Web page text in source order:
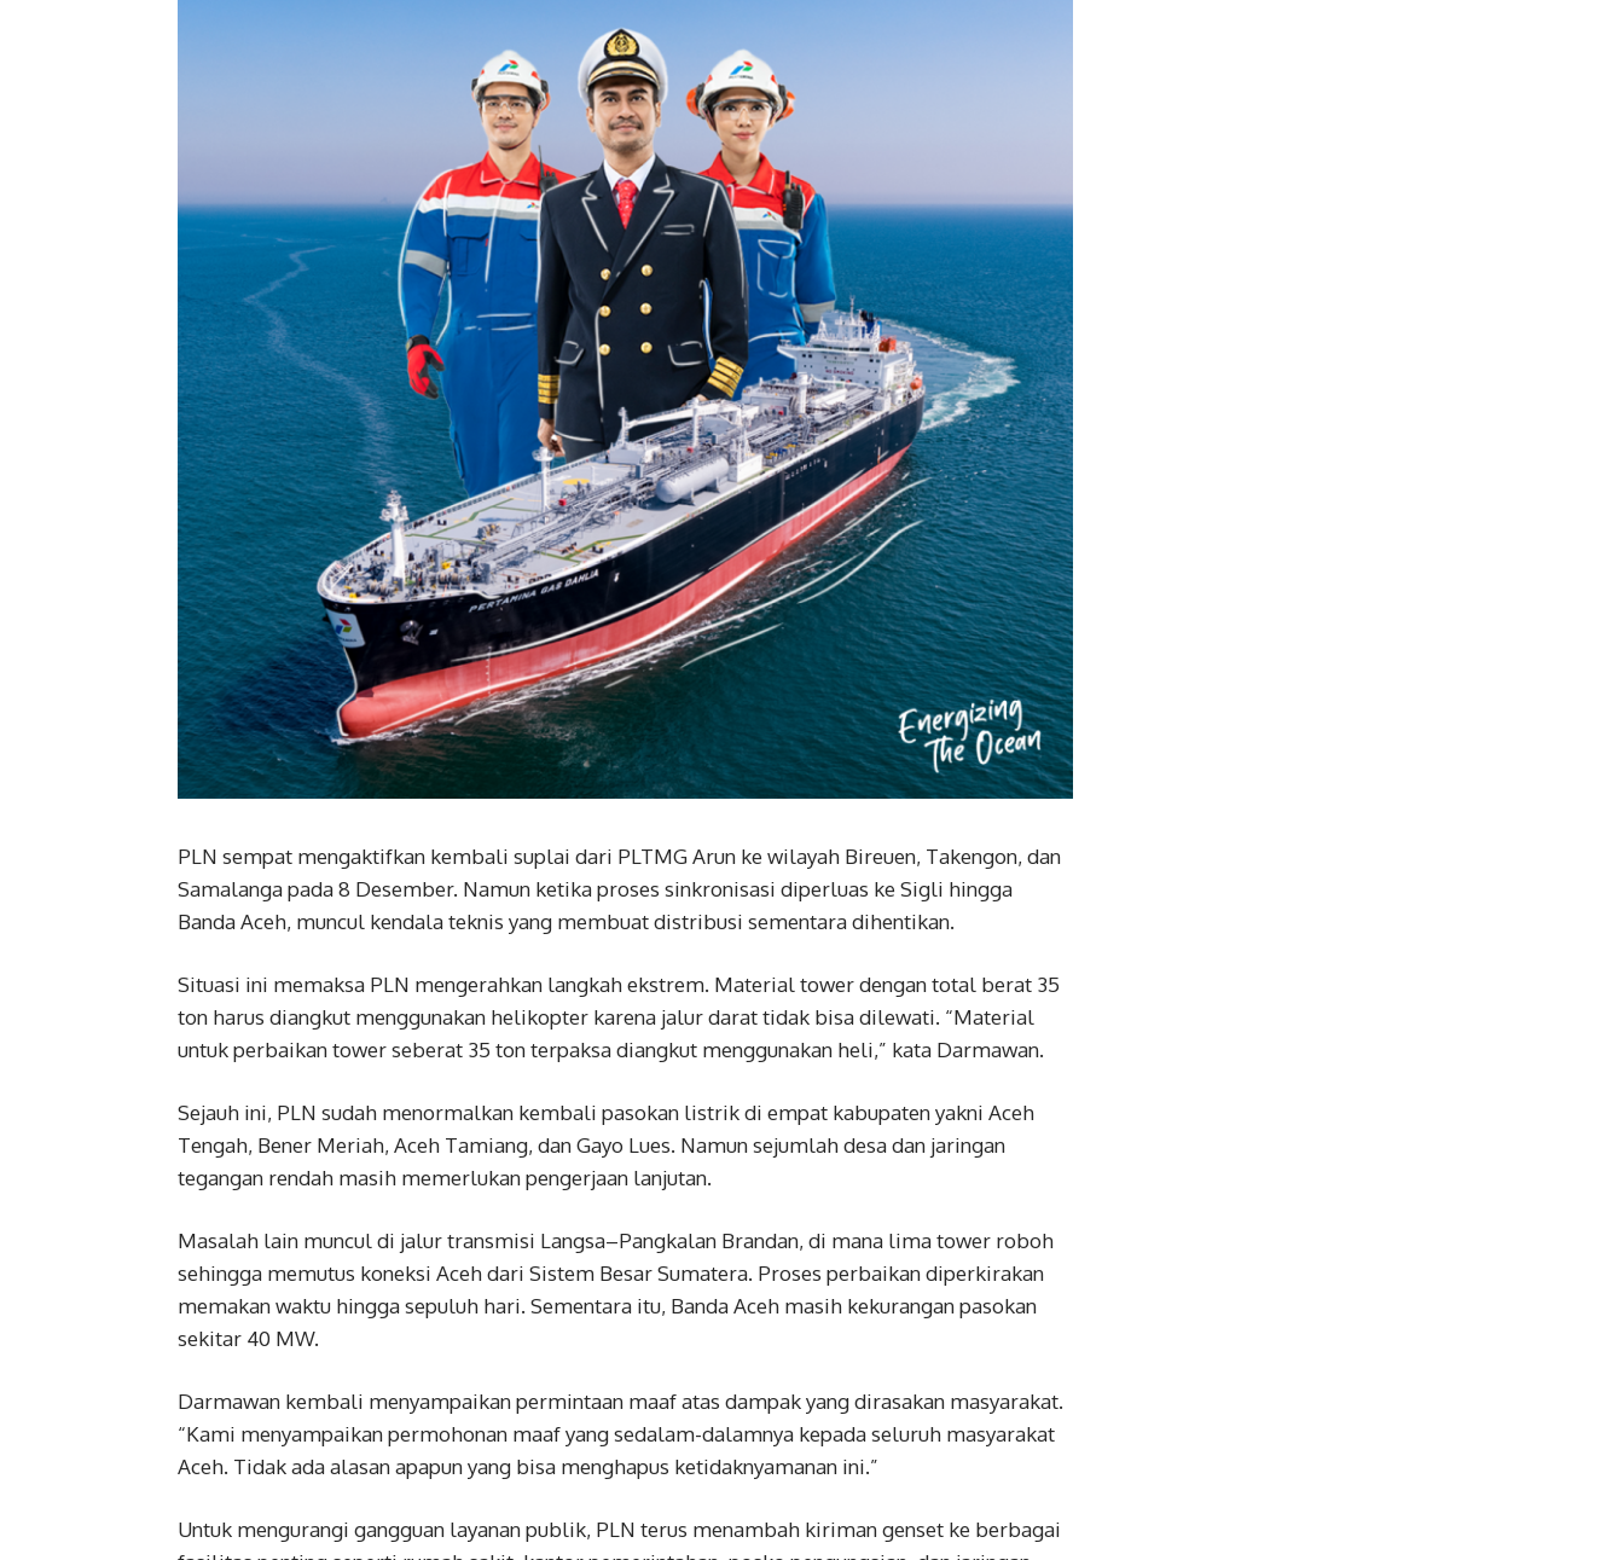
PLN sempat mengaktifkan kembali suplai dari PLTMG Arun ke wilayah Bireuen, Takengon, dan
Samalanga pada 8 Desember. Namun ketika proses sinkronisasi diperluas ke Sigli hingga
Banda Aceh, muncul kendala teknis yang membuat distribusi sementara dihentikan.
Situasi ini memaksa PLN mengerahkan langkah ekstrem. Material tower dengan total berat 35
ton harus diangkut menggunakan helikopter karena jalur darat tidak bisa dilewati. “Material
untuk perbaikan tower seberat 35 ton terpaksa diangkut menggunakan heli,” kata Darmawan.
Sejauh ini, PLN sudah menormalkan kembali pasokan listrik di empat kabupaten yakni Aceh
Tengah, Bener Meriah, Aceh Tamiang, dan Gayo Lues. Namun sejumlah desa dan jaringan
tegangan rendah masih memerlukan pengerjaan lanjutan.
Masalah lain muncul di jalur transmisi Langsa–Pangkalan Brandan, di mana lima tower roboh
sehingga memutus koneksi Aceh dari Sistem Besar Sumatera. Proses perbaikan diperkirakan
memakan waktu hingga sepuluh hari. Sementara itu, Banda Aceh masih kekurangan pasokan
sekitar 40 MW.
Darmawan kembali menyampaikan permintaan maaf atas dampak yang dirasakan masyarakat.
“Kami menyampaikan permohonan maaf yang sedalam-dalamnya kepada seluruh masyarakat
Aceh. Tidak ada alasan apapun yang bisa menghapus ketidaknyamanan ini.”
Untuk mengurangi gangguan layanan publik, PLN terus menambah kiriman genset ke berbagai